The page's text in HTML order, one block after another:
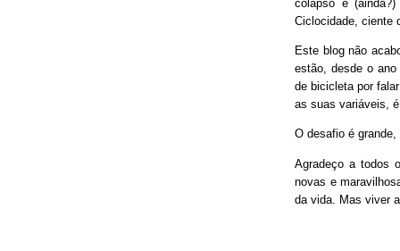
colapso e
Ciclocidade, ciente
Este blog não
estão, desde o ano
de bicicleta por
as suas variáveis,
O desafio é
Agradeço a todos
novas e
da vida. Mas viver